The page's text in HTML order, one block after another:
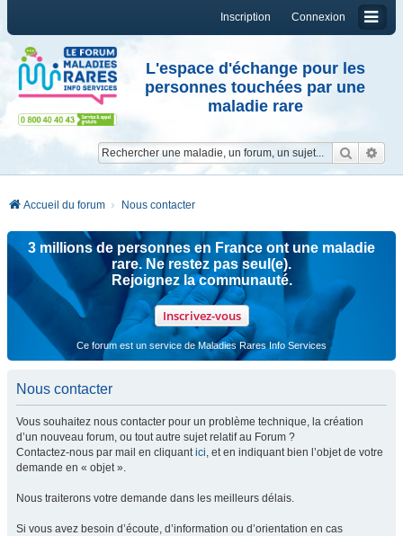
Connexion
Inscription
L'espace d'échange pour les
personnes touchées par une
maladie rare
Accueil du forum Nous contacter
3 millions de personnes en France ont une maladie
rare. Ne restez pas seul(e).
Rejoignez la communauté.
Inscrivez-vous
Ce forum est un service de Maladies Rares Info Services
Nous contacter
Vous souhaitez nous contacter pour un problème technique, la création
d’un nouveau forum, ou tout autre sujet relatif au Forum ?
Contactez-nous par mail en cliquantici, et en indiquant bien l’objet de votre
demande en « objet ».
Nous traiterons votre demande dans les meilleurs délais.
Si vous avez besoin d’écoute, d’information ou d’orientation en cas